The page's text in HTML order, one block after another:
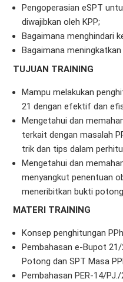
Pengoperasian eSPT
diwajibkan oleh KPP;
Bagaimana menghindari
Bagaimana
TUJUAN TRAINING
Mampu melakukan
21 dengan efektif dan
Mengetahui dan
terkait dengan masalah
trik dan tips dalam
Mengetahui dan
menyangkut penentuan
meneribitkan bukti
MATERI TRAINING
Konsep penghitungan
Pembahasan e-Bupot
Potong dan SPT Masa
Pembahasan PER-14/